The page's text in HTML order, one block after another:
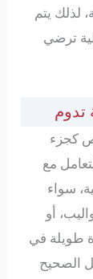
لذلك يتم
ترضي
كجزء
مع
سواء
أو
طويلة في
الصحيح